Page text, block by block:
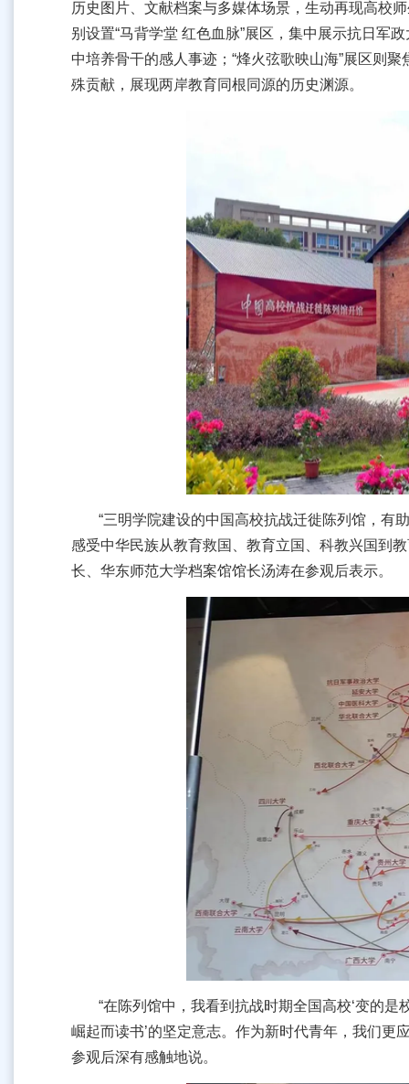
历史图片、文献档案与多媒体场景，生动再现高校
别设置“马背学堂 红色血脉”展区，集中展示抗日军
中培养骨干的感人事迹；“烽火弦歌映山海”展区则
殊贡献，展现两岸教育同根同源的历史渊源。
“三明学院建设的中国高校抗战迁徙陈列馆，有
感受中华民族从教育救国、教育立国、科教兴国到
长、华东师范大学档案馆馆长汤涛在参观后表示。
“在陈列馆中，我看到抗战时期全国高校‘变的
崛起而读书’的坚定意志。作为新时代青年，我们更
参观后深有感触地说。